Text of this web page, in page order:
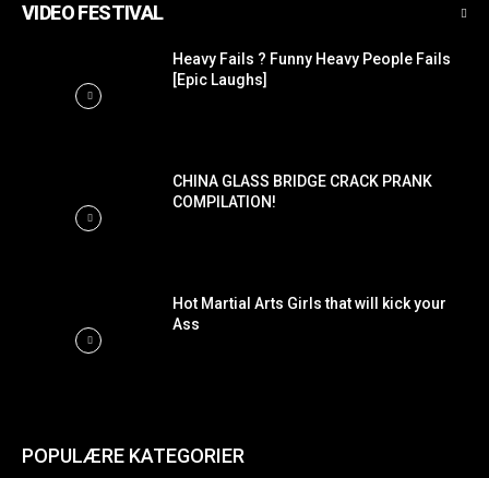
VIDEO FESTIVAL
Heavy Fails ? Funny Heavy People Fails
[Epic Laughs]
CHINA GLASS BRIDGE CRACK PRANK
COMPILATION!
Hot Martial Arts Girls that will kick your
Ass
POPULÆRE KATEGORIER